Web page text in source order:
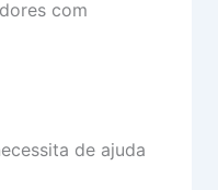
com
de ajuda